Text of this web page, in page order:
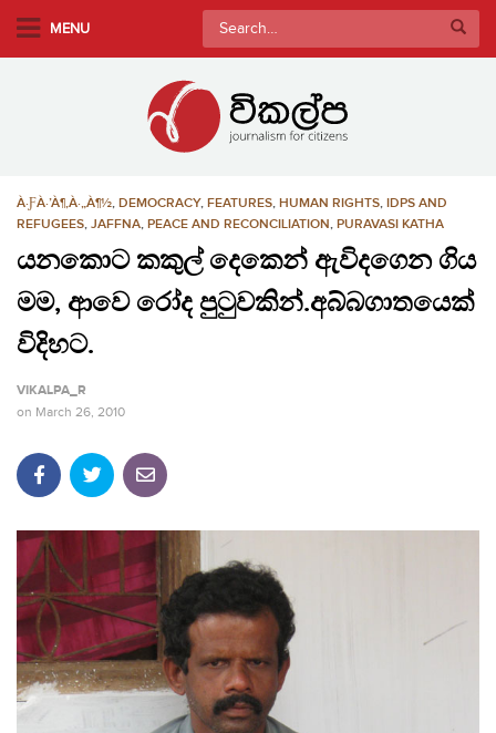
MENU
Search
for:
À·ƑÀ·’À¶‚À·„À¶½, DEMOCRACY, FEATURES, HUMAN RIGHTS, IDPS AND
REFUGEES, JAFFNA, PEACE AND RECONCILIATION, PURAVASI KATHA
යනකොට කකුල් දෙකෙන් ඇවිදගෙන ගිය
මම, ආවෙ රෝද පුටුවකින්.අබ්බගාතයෙක්
විදිහට.
VIKALPA_R
on March 26, 2010